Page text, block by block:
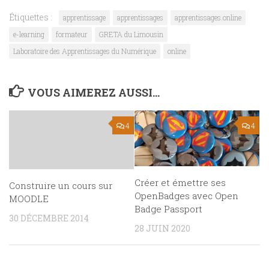
Étiquettes : apprentissage apprentissages
apprentissages.online
e-learning
formateur
GRETA du Limousin
Laboratoire des Apprentissages du Numérique
online
VOUS AIMEREZ AUSSI...
4
Construire un cours sur
MOODLE
30 DÉCEMBRE 2014
4
Créer et émettre ses
OpenBadges avec Open
Badge Passport
28 JUIN 2020